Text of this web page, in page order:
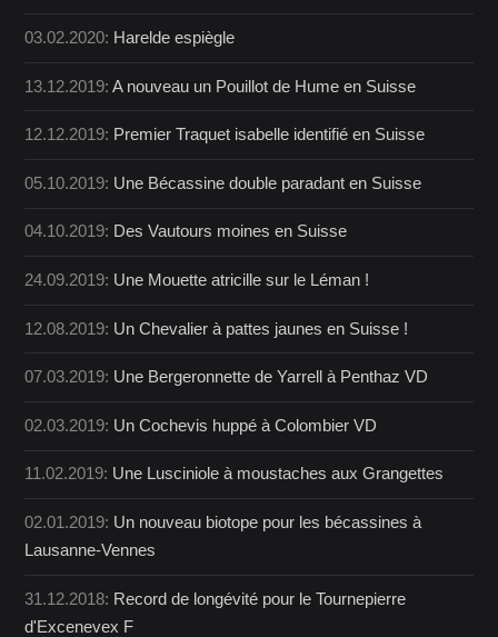
03.02.2020: Harelde espiègle
13.12.2019:A nouveau un Pouillot de Hume en Suisse
12.12.2019: Premier Traquet isabelle identifié en Suisse
05.10.2019: Une Bécassine double paradant en Suisse
04.10.2019: Des Vautours moines en Suisse
24.09.2019: Une Mouette atricille sur le Léman !
12.08.2019: Un Chevalier à pattes jaunes en Suisse !
07.03.2019: Une Bergeronnette de Yarrell à Penthaz VD
02.03.2019: Un Cochevis huppé à Colombier VD
11.02.2019: Une Lusciniole à moustaches aux Grangettes
02.01.2019: Un nouveau biotope pour les bécassines à
Lausanne-Vennes
31.12.2018: Record de longévité pour le Tournepierre
d'Excenevex F